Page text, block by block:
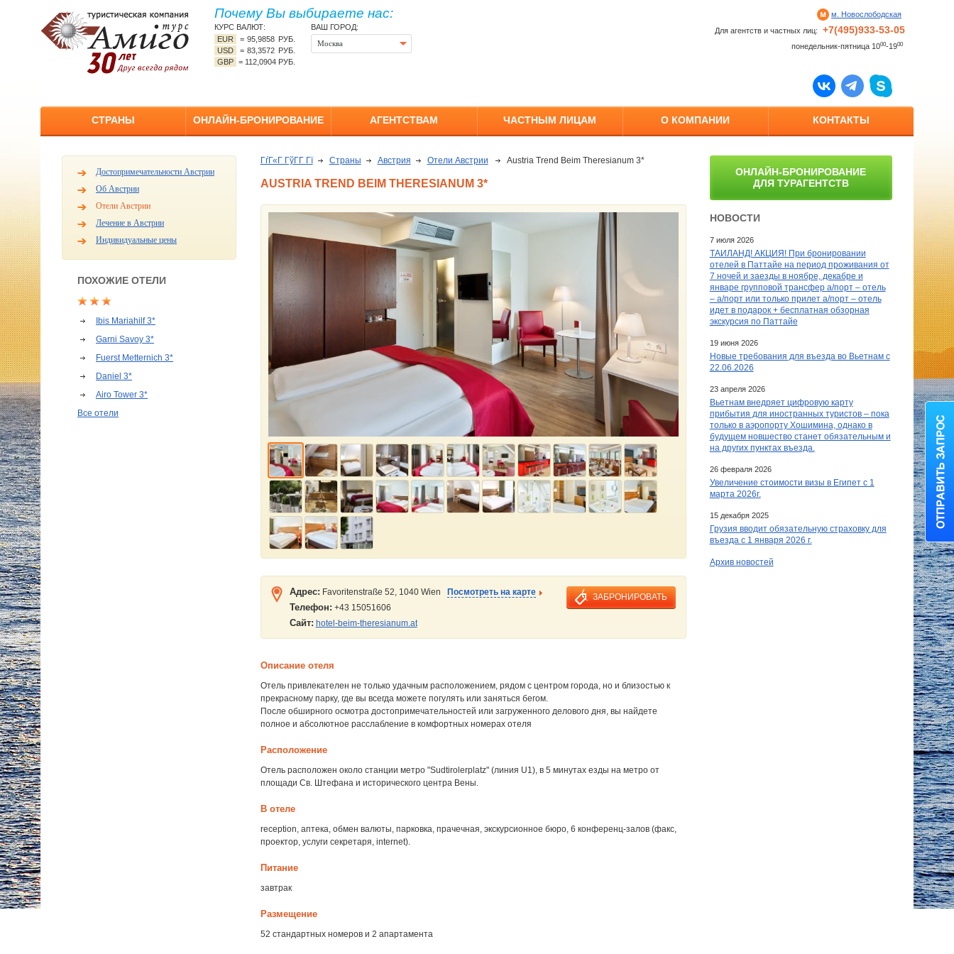
Почему Вы выбираете нас:
КУРС ВАЛЮТ:
EUR
=95,9858 РУБ.
USD
=83,3572 РУБ.
GBP = 112,0904 РУБ.
ВАШ ГОРОД:
Москва
м. Новослободская
Для агентств и частных лиц:
+7(495)933-53-05
понедельник-пятница 1000-1900
СТРАНЫ ОНЛАЙН-БРОНИРОВАНИЕ АГЕНТСТВАМ ЧАСТНЫМ ЛИЦАМ О КОМПАНИИ КОНТАКТЫ
Достопримечательности Австрии
Об Австрии
Отели Австрии
Лечение в Австрии
Индивидуальные цены
ПОХОЖИЕ ОТЕЛИ
Ibis Mariahilf 3*
Garni Savoy 3*
Fuerst Metternich 3*
Daniel 3*
Airo Tower 3*
Все отели
ГѓГ«Г ГўГ­Г Гї Страны Австрия Отели Австрии Austria Trend Beim Theresianum 3*
AUSTRIA TREND BEIM THERESIANUM 3*
ЗАБРОНИРОВАТЬ
Адрес: Favoritenstraße 52, 1040 Wien Посмотреть на карте
Телефон: +43 15051606
Сайт: hotel-beim-theresianum.at
Описание отеля
Отель привлекателен не только удачным расположением, рядом с центром города, но и близостью к
прекрасному парку, где вы всегда можете погулять или заняться бегом.
После обширного осмотра достопримечательностей или загруженного делового дня, вы найдете
полное и абсолютное расслабление в комфортных номерах отеля
Расположение
Отель расположен около станции метро "Sudtirolerplatz" (линия U1), в 5 минутах езды на метро от
площади Св. Штефана и исторического центра Вены.
В отеле
reception, аптека, обмен валюты, парковка, прачечная, экскурсионное бюро, 6 конференц-залов (факс,
проектор, услуги секретаря, internet).
Питание
завтрак
Размещение
52 стандартных номеров и 2 апартамента
ОНЛАЙН-БРОНИРОВАНИЕ
ДЛЯ ТУРАГЕНТСТВ
НОВОСТИ
7 июля 2026
ТАИЛАНД! АКЦИЯ! При бронировании
отелей в Паттайе на период проживания от
7 ночей и заезды в ноябре, декабре и
январе групповой трансфер а/порт – отель
– а/порт или только прилет а/порт – отель
идет в подарок + бесплатная обзорная
экскурсия по Паттайе
19 июня 2026
Новые требования для въезда во Вьетнам с
22.06.2026
23 апреля 2026
Вьетнам внедряет цифровую карту
прибытия для иностранных туристов – пока
только в аэропорту Хошимина, однако в
будущем новшество станет обязательным и
на других пунктах въезда.
26 февраля 2026
Увеличение стоимости визы в Египет c 1
марта 2026г.
15 декабря 2025
Грузия вводит обязательную страховку для
въезда с 1 января 2026 г.
Архив новостей